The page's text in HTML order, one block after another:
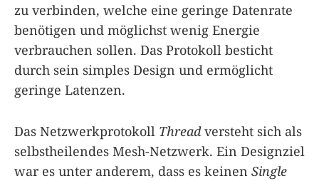
zu verbinden, welche eine geringe Datenrate
benötigen und möglichst wenig Energie
verbrauchen sollen. Das Protokoll besticht
durch sein simples Design und ermöglicht
geringe Latenzen.
Das Netzwerkprotokoll Threadversteht sich als
selbstheilendes Mesh-Netzwerk. Ein Designziel
war es unter anderem, dass es keinen Single